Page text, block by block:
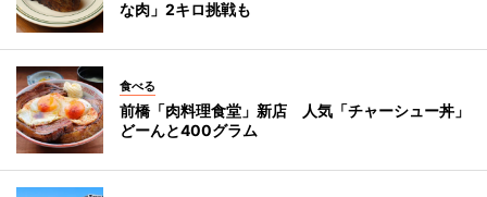
な肉」2キロ挑戦も
食べる
前橋「肉料理食堂」新店 人気「チャーシュー丼」
どーんと400グラム